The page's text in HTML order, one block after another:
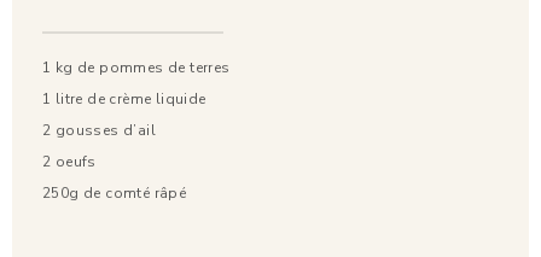
1 kg de pommes de terres
1 litre de crème liquide
2 gousses d’ail
2 oeufs
250g de comté râpé